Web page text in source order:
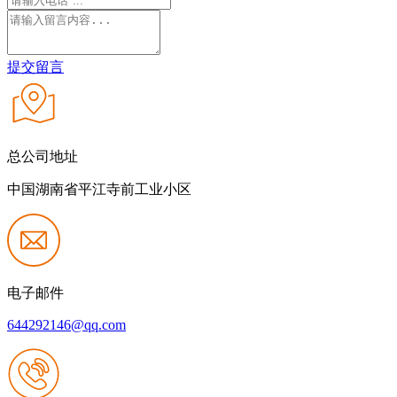
提交留言
总公司地址
中国湖南省平江寺前工业小区
电子邮件
644292146@qq.com